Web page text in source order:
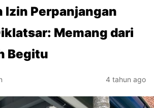
Izin Perpanjangan
Memang dari
Begitu
4 tahun ago